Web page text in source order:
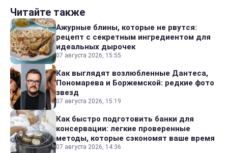
Читайте также
Ажурные блины, которые не рвутся:
рецепт с секретным ингредиентом для
идеальных дырочек
07 августа 2026, 15:55
Как выглядят возлюбленные Дантеса,
Пономарева и Боржемской: редкие фото
звезд
07 августа 2026, 15:19
Как быстро подготовить банки для
консервации: легкие проверенные
методы, которые сэкономят ваше время
07 августа 2026, 14:36